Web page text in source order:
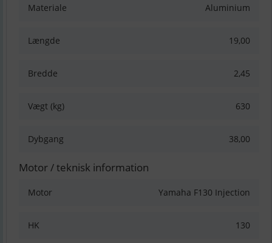
Materiale Aluminium
Længde 19,00
Bredde 2,45
Vægt (kg) 630
Dybgang 38,00
Motor / teknisk information
Motor Yamaha F130 Injection
HK 130